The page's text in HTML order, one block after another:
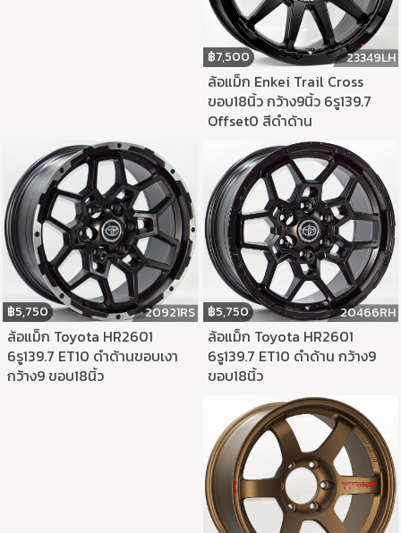
฿7,500 23349LH
ล้อแม็ก Enkei Trail Cross
ขอบ18นิ้ว กว้าง9นิ้ว 6รู139.7
Offset0 สีดำด้าน
฿5,750 20921RS
ล้อแม็ก Toyota HR2601
6รู139.7 ET10 ดำด้านขอบเงา
กว้าง9 ขอบ18นิ้ว
฿5,750 20466RH
ล้อแม็ก Toyota HR2601
6รู139.7 ET10 ดำด้าน กว้าง9
ขอบ18นิ้ว